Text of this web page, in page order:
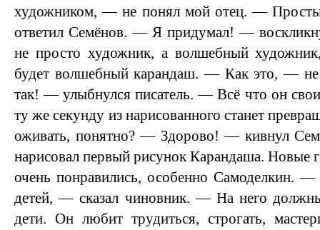
художником, — не понял мой отец. —
ответил Семёнов. — Я придумал! —
не просто художник, а волшебный
будет волшебный карандаш. — Как это, —
так! — улыбнулся писатель. — Всё что он
ту же секунду из нарисованного станет
оживать, понятно? — Здорово! — кивнул
нарисовал первый рисунок Карандаша. Новые
очень понравились, особенно Самоделкин.
детей, — сказал чиновник. — На него должны
дети. Он любит трудиться, строгать,